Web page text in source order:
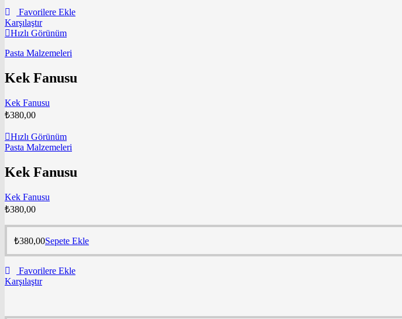
Favorilere Ekle
Karşılaştır
Hızlı Görünüm
Pasta Malzemeleri
Kek Fanusu
Kek Fanusu
₺380,00
Hızlı Görünüm
Pasta Malzemeleri
Kek Fanusu
Kek Fanusu
₺380,00
₺380,00Sepete Ekle
Favorilere Ekle
Karşılaştır